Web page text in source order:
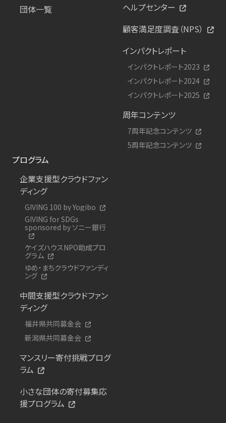
団体一覧
ヘルプセンター
顧客満足度調査（NPS）
インパクトレポート
インパクトレポート2023
インパクトレポート2024
インパクトレポート2025
周年コンテンツ
7周年記念コンテンツ
5周年記念コンテンツ
プログラム
企業支援型クラウドファン
ディング
GIVING 100 by Yogibo
GIVING for SDGs
sponsored by ソニー銀行
ケイズハウスNPO助成プロ
グラム
ゆめ・まちクラウドファンディ
ング
中間支援型クラウドファン
ディング
福井県共同募金会
新潟県共同募金会
マンスリー寄付挑戦プログ
ラム
小さな団体の寄付募集応
援プログラム